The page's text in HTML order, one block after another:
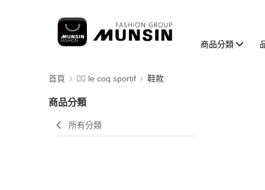
商品分類
首頁 🚴‍♂️ le coq sportif 鞋款
商品分類
所有分類